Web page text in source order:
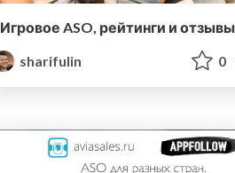
Игровое ASO, рейтинги и отзывы
sharifulin
0